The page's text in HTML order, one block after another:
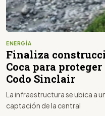
ENERGÍA
Finaliza
Coca para
Codo Sinclair
La infraestructura se ubica a
captación de la central